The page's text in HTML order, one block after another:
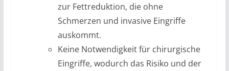
zur Fettreduktion, die ohne
Schmerzen und invasive Eingriffe
auskommt.
Keine Notwendigkeit für chirurgische
Eingriffe, wodurch das Risiko und der